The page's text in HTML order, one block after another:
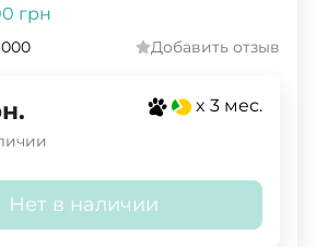
грн
Добавить отзыв
x 3 мес.
Нет в наличии